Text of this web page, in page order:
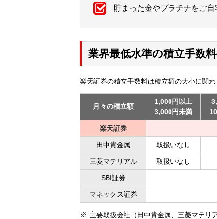
貯まった金やプラチナをご
業界最低水準の積立手数
楽天証券の積立手数料は積立額の大小に関
月々の積立額
1,000円以上
3,000円未満
楽天証券
田中貴金属 取扱いなし
三菱マテリアル 取扱いなし
SBI証券
マネックス証券
主要取扱会社（田中貴金属、三菱マテリ